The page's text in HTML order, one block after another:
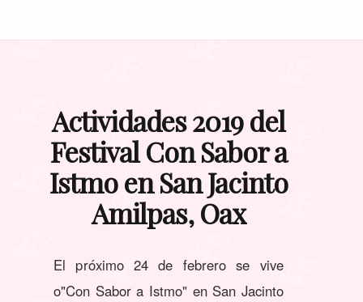
Actividades 2019 del
Festival Con Sabor a
Istmo en San Jacinto
Amilpas, Oax
El próximo 24 de febrero se vive
o"Con Sabor a Istmo" en San Jacinto